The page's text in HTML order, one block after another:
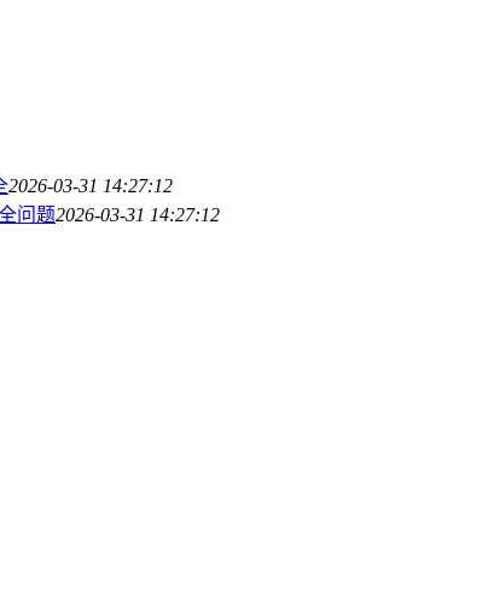
2026-03-31 14:27:12
问题2026-03-31 14:27:12